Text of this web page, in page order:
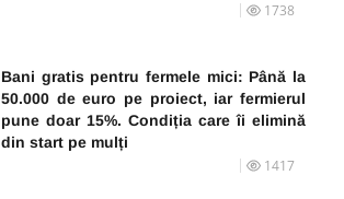
1738
Bani gratis pentru fermele mici: Până la
50.000 de euro pe proiect, iar fermierul
pune doar 15%. Condiția care îi elimină
din start pe mulți
1417